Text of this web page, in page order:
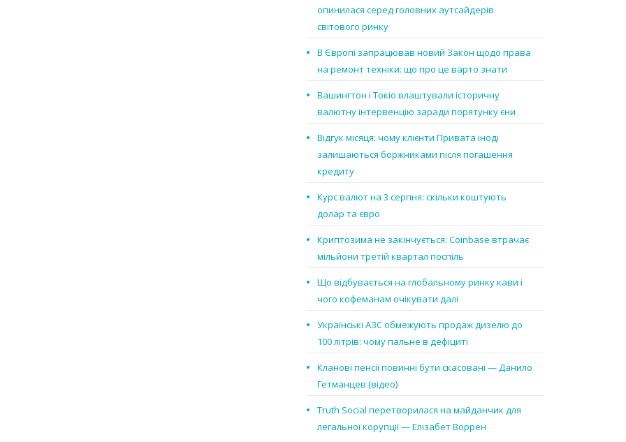
опинилася серед головних аутсайдерів
світового ринку
В Європі запрацював новий Закон щодо права
на ремонт техніки: що про це варто знати
Вашингтон і Токіо влаштували історичну
валютну інтервенцію заради порятунку єни
Відгук місяця: чому клієнти Привата іноді
залишаються боржниками після погашення
кредиту
Курс валют на 3 серпня: скільки коштують
долар та євро
Криптозима не закінчується: Coinbase втрачає
мільйони третій квартал поспіль
Що відбувається на глобальному ринку кави і
чого кофеманам очікувати далі
Українські АЗС обмежують продаж дизелю до
100 літрів: чому пальне в дефіциті
Кланові пенсії повинні бути скасовані — Данило
Гетманцев (відео)
Truth Social перетворилася на майданчик для
легальної корупції — Елізабет Воррен